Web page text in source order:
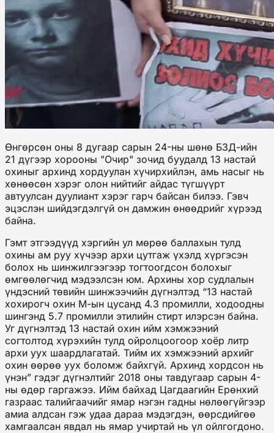
Өнгөрсөн оны 8 дугаар сарын 24-ны шөнө БЗД-ийн
21 дүгээр хорооны "Очир" зочид буудалд 13 настай
охиныг архинд хордуулан хүчирхийлэн, амь насыг нь
хөнөөсөн хэрэг олон нийтийг айдас түгшүүрт
автуулсан дуулиант хэрэг гарч байсан билээ. Гэвч
эцэслэн шийдэгдэлгүй он дамжин өнөөдрийг хүрээд
байна.
Гэмт этгээдүүд хэргийн ул мөрөө баллахын тулд
охины ам руу хүчээр архи цутгаж үхэлд хүргэсэн
болох нь шинжилгээгээр тогтоогдсон болохыг
өмгөөлөгчид мэдээлсэн юм. Архины хор судлалын
үндэсний төвийн шинжээчийн дүгнэлтэд “13 настай
хохирогч охин М-ын цусанд 4.3 промилли, ходоодны
шингэнд 5.7 промилли этилийн стирт илэрсэн байна.
Уг дүгнэлтэд 13 настай охин ийм хэмжээний
согтолтод хүрэхийн тулд ойролцоогоор хоёр литр
архи уух шаардлагатай. Тийм их хэмжээний архийг
охин өөрөө уух боломж байхгүй. Архинд хордсон нь
үнэн” гэдэг дүгнэлтийг 2018 оны тавдугаар сарын 4-
ны өдөр гаргажээ. Ийм байхад Цагдаагийн Ерөнхий
газраас талийгаачийг ямар нэгэн гадны нөлөөгүйгээр
амиа алдсан гэж удаа дараа мэдэгдэн, өөрсдийгөө
хамгаалсан явдал нь ямар учиртай нь үл ойлгогдоно.